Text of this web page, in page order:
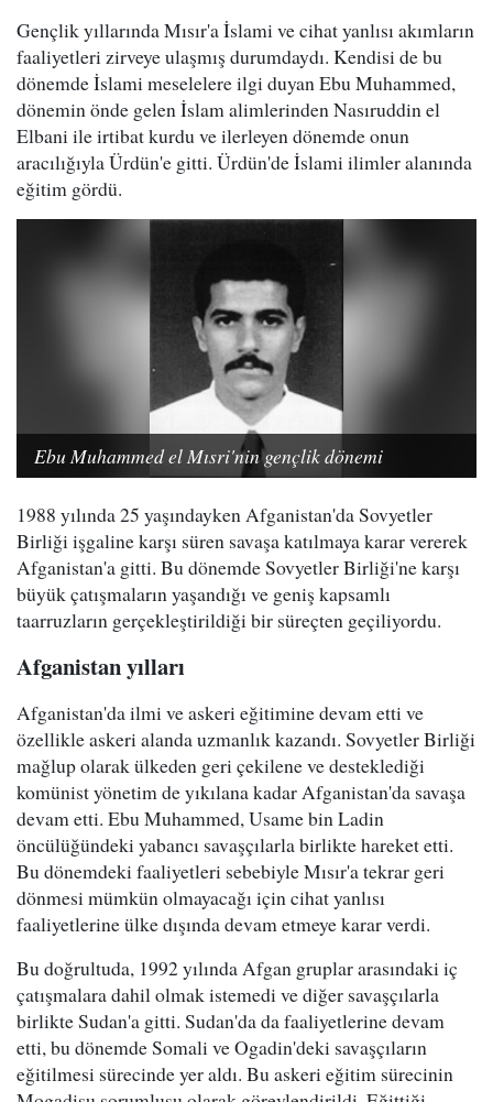
Gençlik yıllarında Mısır'a İslami ve cihat yanlısı akımların
faaliyetleri zirveye ulaşmış durumdaydı. Kendisi de bu
dönemde İslami meselelere ilgi duyan Ebu Muhammed,
dönemin önde gelen İslam alimlerinden Nasıruddin el
Elbani ile irtibat kurdu ve ilerleyen dönemde onun
aracılığıyla Ürdün'e gitti. Ürdün'de İslami ilimler alanında
eğitim gördü.
Ebu Muhammed el Mısri'nin gençlik dönemi
1988 yılında 25 yaşındayken Afganistan'da Sovyetler
Birliği işgaline karşı süren savaşa katılmaya karar vererek
Afganistan'a gitti. Bu dönemde Sovyetler Birliği'ne karşı
büyük çatışmaların yaşandığı ve geniş kapsamlı
taarruzların gerçekleştirildiği bir süreçten geçiliyordu.
Afganistan yılları
Afganistan'da ilmi ve askeri eğitimine devam etti ve
özellikle askeri alanda uzmanlık kazandı. Sovyetler Birliği
mağlup olarak ülkeden geri çekilene ve desteklediği
komünist yönetim de yıkılana kadar Afganistan'da savaşa
devam etti. Ebu Muhammed, Usame bin Ladin
öncülüğündeki yabancı savaşçılarla birlikte hareket etti.
Bu dönemdeki faaliyetleri sebebiyle Mısır'a tekrar geri
dönmesi mümkün olmayacağı için cihat yanlısı
faaliyetlerine ülke dışında devam etmeye karar verdi.
Bu doğrultuda, 1992 yılında Afgan gruplar arasındaki iç
çatışmalara dahil olmak istemedi ve diğer savaşçılarla
birlikte Sudan'a gitti. Sudan'da da faaliyetlerine devam
etti, bu dönemde Somali ve Ogadin'deki savaşçıların
eğitilmesi sürecinde yer aldı. Bu askeri eğitim sürecinin